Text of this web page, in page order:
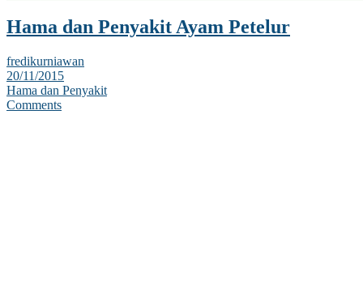
Hama dan Penyakit Ayam Petelur
fredikurniawan
20/11/2015
Hama dan Penyakit
Comments